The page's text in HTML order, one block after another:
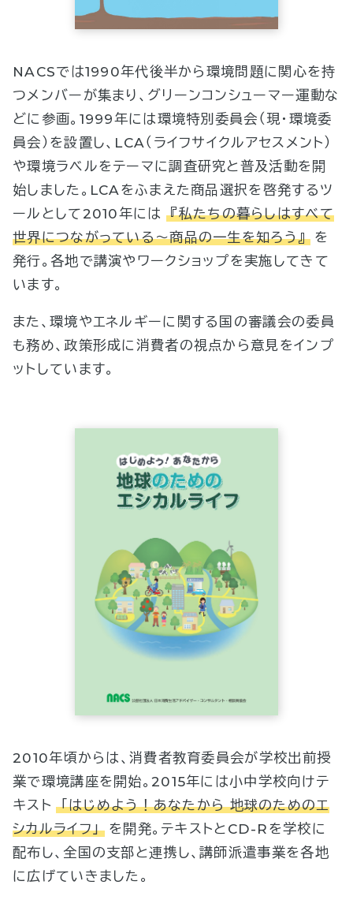
NACSでは1990年代後半から環境問題に関心を持
つメンバーが集まり、グリーンコンシューマー運動な
どに参画。1999年には環境特別委員会（現・環境委
員会）を設置し、LCA（ライフサイクルアセスメント）
や環境ラベルをテーマに調査研究と普及活動を開
始しました。LCAをふまえた商品選択を啓発するツ
ールとして2010年には
『私たちの暮らしはすべて
世界につながっている～商品の一生を知ろう』 を
発行。各地で講演やワークショップを実施してきて
います。
また、環境やエネルギーに関する国の審議会の委員
も務め、政策形成に消費者の視点から意見をインプ
ットしています。
2010年頃からは、消費者教育委員会が学校出前授
業で環境講座を開始。2015年には小中学校向けテ
キスト
「はじめよう！あなたから 地球のためのエ
シカルライフ」 を開発。テキストとCD-Rを学校に
配布し、全国の支部と連携し、講師派遣事業を各地
に広げていきました。